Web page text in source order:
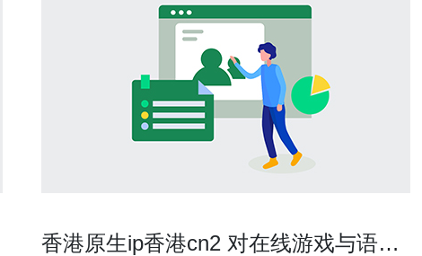
香港原生ip香港cn2 对在线游戏与语音